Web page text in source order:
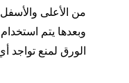
من الأعلى
وبعدها يتم
الورق لمنع تواجد